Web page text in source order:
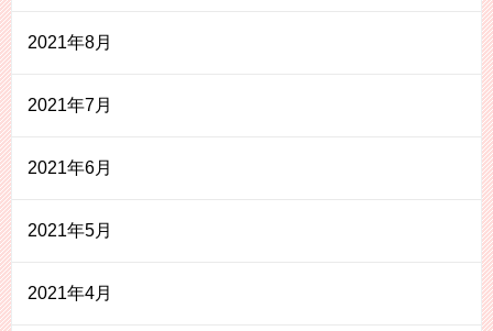
2021年8月
2021年7月
2021年6月
2021年5月
2021年4月